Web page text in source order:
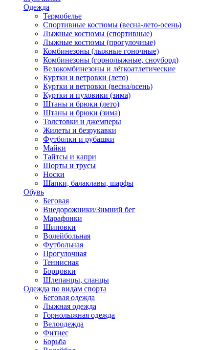
Одежда
Термобелье
Спортивные костюмы (весна-лето-осень)
Лыжные костюмы (спортивные)
Лыжные костюмы (прогулочные)
Комбинезоны (лыжные гоночные)
Комбинезоны (горнолыжные, сноуборд)
Велокомбинезоны и лёгкоатлетические
Куртки и ветровки (лето)
Куртки и ветровки (весна/осень)
Куртки и пуховики (зима)
Штаны и брюки (лето)
Штаны и брюки (зима)
Толстовки и джемперы
Жилеты и безрукавки
Футболки и рубашки
Майки
Тайтсы и капри
Шорты и трусы
Носки
Шапки, балаклавы, шарфы
Обувь
Беговая
Внедорожники/Зимний бег
Марафонки
Шиповки
Волейбольная
Футбольная
Прогулочная
Теннисная
Борцовки
Шлепанцы, сланцы
Одежда по видам спорта
Беговая одежда
Лыжная одежда
Горнолыжная одежда
Велоодежда
Фитнес
Борьба